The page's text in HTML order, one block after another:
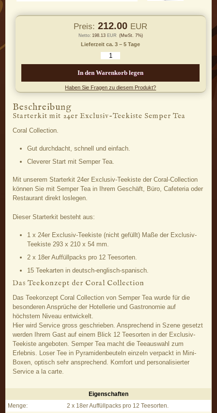
Preis: 212.00 EUR
Netto: 198.13 EUR (MwSt. 7%)
Lieferzeit ca. 3 – 5 Tage
Haben Sie Fragen zu diesem Produkt?
Beschreibung
Starterkit mit 24er Exclusiv-Teekiste Semper Tea
Coral Collection.
Gut durchdacht, schnell und einfach.
Cleverer Start mit Semper Tea.
Mit unserem Starterkit 24er Exclusiv-Teekiste der Coral-Collection
können Sie mit Semper Tea in Ihrem Geschäft, Büro, Cafeteria oder
Restaurant direkt loslegen.
Dieser Starterkit besteht aus:
1 x 24er Exclusiv-Teekiste (nicht gefüllt) Maße der Exclusiv-
Teekiste 293 x 210 x 54 mm.
2 x 18er Auffüllpacks pro 12 Teesorten.
15 Teekarten in deutsch-englisch-spanisch.
Das Teekonzept der Coral Collection
Das Teekonzept Coral Collection von Semper Tea wurde für die
besonderen Ansprüche der Hotellerie und Gastronomie auf
höchstem Niveau entwickelt.
Hier wird Service gross geschrieben. Ansprechend in Szene gesetzt
werden Ihrem Gast auf einem Blick 12 Teesorten in der Exclusiv-
Teekiste angeboten. Semper Tea macht die Teeauswahl zum
Erlebnis. Loser Tee in Pyramidenbeuteln einzeln verpackt in Mini-
Boxen, optisch sehr ansprechend. Komfort und personalisierter
Service a la carte.
Starterkit mit 24er Exclusiv-Teekiste - Eigenschaften
Eigenschaften
Menge:
2 x 18er Auffüllpacks pro 12 Teesorten.